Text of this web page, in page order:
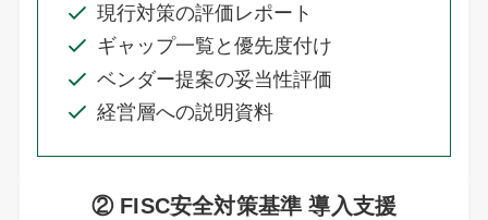
現行対策の評価レポート
ギャップ一覧と優先度付け
ベンダー提案の妥当性評価
経営層への説明資料
② FISC安全対策基準 導入支援